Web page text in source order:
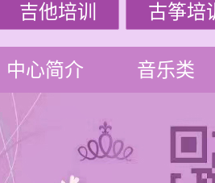
吉他培训 古筝培
中心简介 音乐类